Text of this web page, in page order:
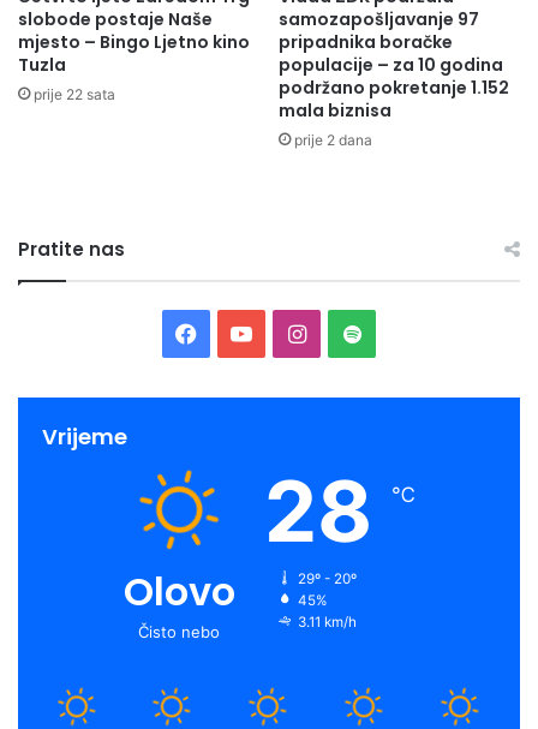
slobode postaje Naše
mjesto – Bingo Ljetno kino
Tuzla
prije 22 sata
samozapošljavanje 97
pripadnika boračke
populacije – za 10 godina
podržano pokretanje 1.152
mala biznisa
prije 2 dana
Pratite nas
Facebook
YouTubeInstagram
Spotify
Vrijeme
Olovo
Čisto nebo
28 ℃
29º - 20º
45%
3.11 km/h